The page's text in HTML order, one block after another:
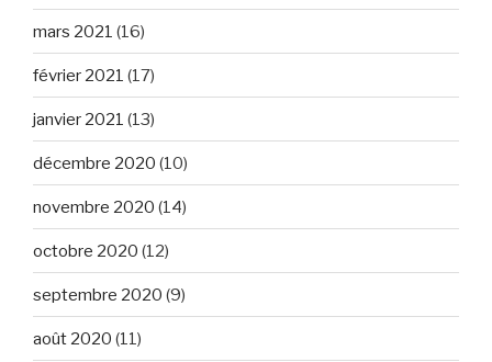
mars 2021 (16)
février 2021 (17)
janvier 2021 (13)
décembre 2020 (10)
novembre 2020 (14)
octobre 2020 (12)
septembre 2020 (9)
août 2020 (11)